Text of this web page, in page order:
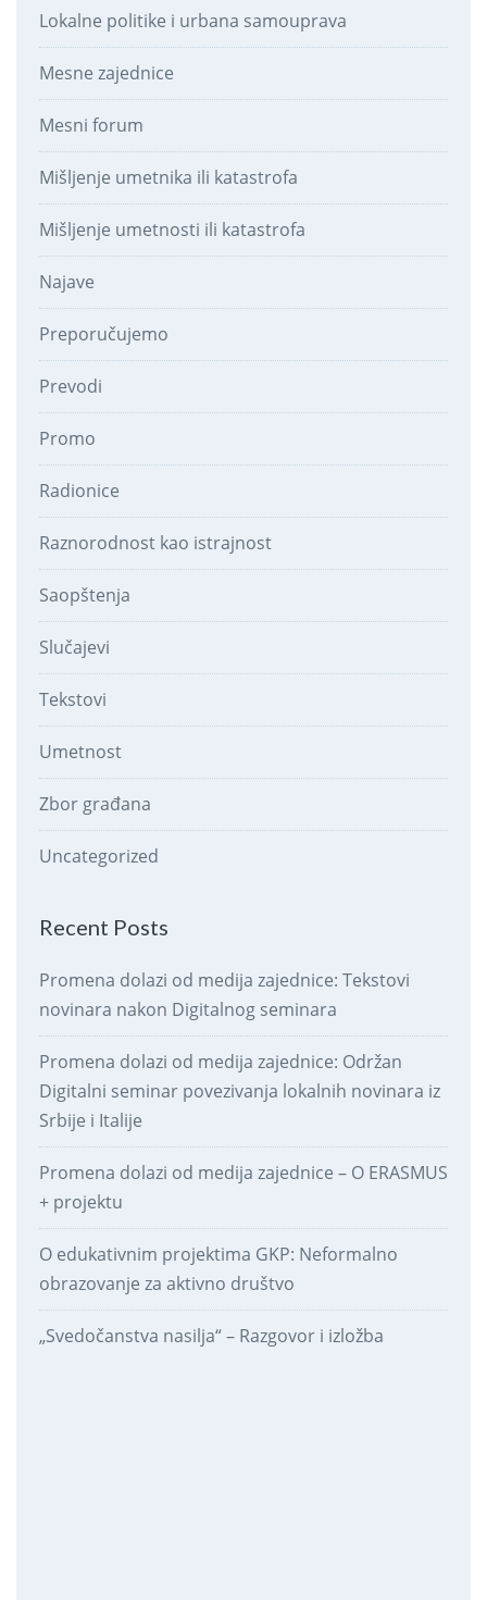
Lokalne politike i urbana samouprava
Mesne zajednice
Mesni forum
Mišljenje umetnika ili katastrofa
Mišljenje umetnosti ili katastrofa
Najave
Preporučujemo
Prevodi
Promo
Radionice
Raznorodnost kao istrajnost
Saopštenja
Slučajevi
Tekstovi
Umetnost
Zbor građana
Uncategorized
Recent Posts
Promena dolazi od medija zajednice: Tekstovi
novinara nakon Digitalnog seminara
Promena dolazi od medija zajednice: Održan
Digitalni seminar povezivanja lokalnih novinara iz
Srbije i Italije
Promena dolazi od medija zajednice – O ERASMUS
+ projektu
O edukativnim projektima GKP: Neformalno
obrazovanje za aktivno društvo
„Svedočanstva nasilja“ – Razgovor i izložba